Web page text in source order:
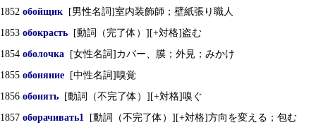
1852 обойщик [男性名詞]室内装飾師；壁紙張り職人
1853 обокрасть [動詞（完了体）][+対格]盗む
1854 оболочка [女性名詞]カバー、膜；外見；みかけ
1855 обоняние [中性名詞]嗅覚
1856 обонять [動詞（不完了体）][+対格]嗅ぐ
1857 оборачивать1 [動詞（不完了体）][+対格]方向を変える；包む